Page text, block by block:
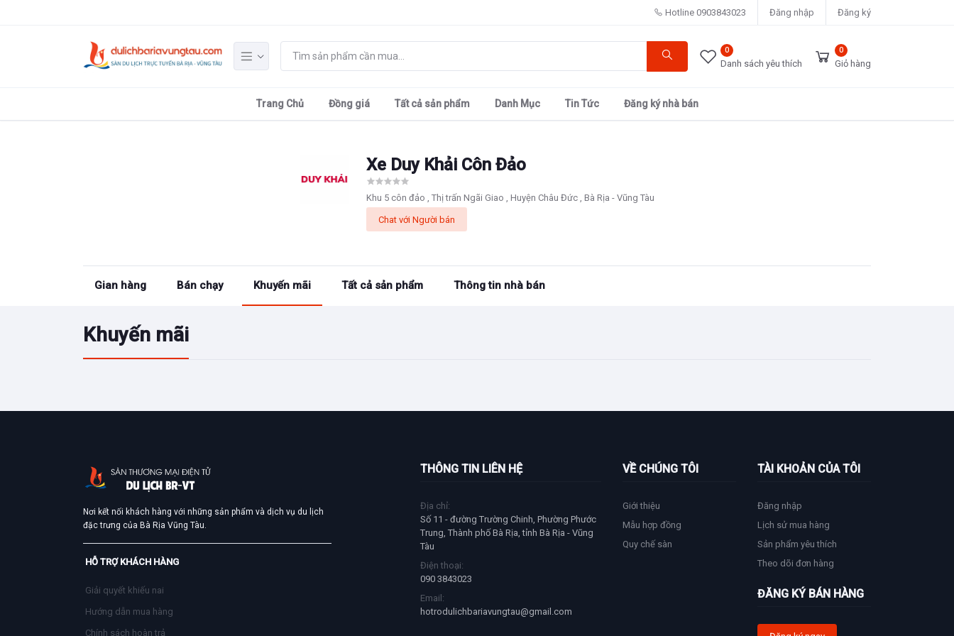
Hotline 0903843023 Đăng nhập Đăng ký
0
Danh sách yêu thích
0
Giỏ hàng
Trang Chủ Đồng giá Tất cả sản phẩm Danh Mục Tin Tức Đăng ký nhà bán
Xe Duy Khải Côn Đảo
Khu 5 côn đảo , Thị trấn Ngãi Giao , Huyện Châu Đức , Bà Rịa - Vũng Tàu
Chat với Người bán
Gian hàng Bán chạy Khuyến mãi Tất cả sản phẩm Thông tin nhà bán
Khuyến mãi
Nơi kết nối khách hàng với những sản phẩm và dịch vụ du lịch
đặc trưng của Bà Rịa Vũng Tàu.
HỖ TRỢ KHÁCH HÀNG
Giải quyết khiếu nai
Hướng dẫn mua hàng
Chính sách hoàn trả
THÔNG TIN LIÊN HỆ
Địa chỉ:
Số 11 - đường Trường Chinh, Phường Phước
Trung, Thành phố Bà Rịa, tỉnh Bà Rịa - Vũng
Tàu
Điện thoại:
090 3843023
Email:
hotrodulichbariavungtau@gmail.com
VỀ CHÚNG TÔI
Giới thiệu
Mẫu hợp đồng
Quy chế sàn
TÀI KHOẢN CỦA TÔI
Đăng nhập
Lịch sử mua hàng
Sản phẩm yêu thích
Theo dõi đơn hàng
ĐĂNG KÝ BÁN HÀNG